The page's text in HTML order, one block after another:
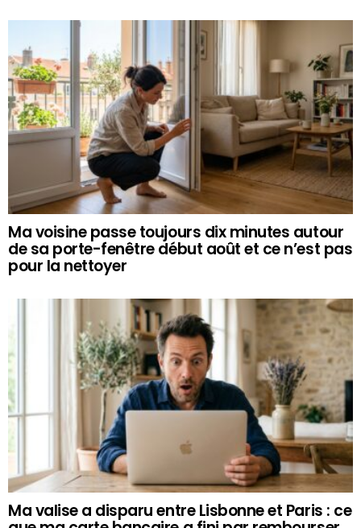
Ma voisine passe toujours dix minutes autour
de sa porte-fenêtre début août et ce n’est pas
pour la nettoyer
Ma valise a disparu entre Lisbonne et Paris : ce